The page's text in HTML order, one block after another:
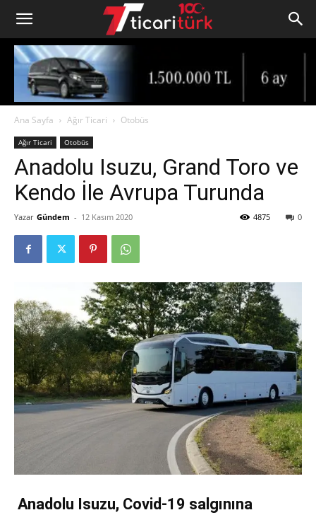
Ana Sayfa Ağır Ticari Otobüs
Ağır Ticari Otobüs
Anadolu Isuzu, Grand Toro ve
Kendo İle Avrupa Turunda
Yazar Gündem - 12 Kasım 2020 0
4875
Anadolu Isuzu, Covid-19 salgınına